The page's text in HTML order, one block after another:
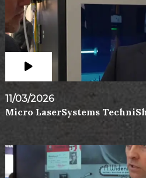
11/03/2026
Micro LaserSystems